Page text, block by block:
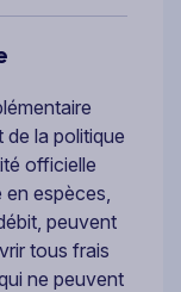
la politique
officielle
espèces,
peuvent
tous frais
ne peuvent